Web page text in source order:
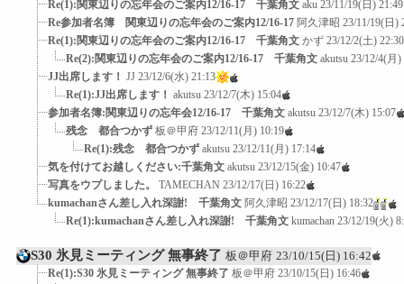
Re(1):関東辺りの忘年会のご案内12/16-17 千葉角文 aku 23/11/19(日) 21:49
Re参加者名簿 関東辺りの忘年会のご案内12/16-17 阿久津昭 23/11/19(日)
Re(1):関東辺りの忘年会のご案内12/16-17 千葉角文 かず 23/12/2(土) 22:30
Re(2):関東辺りの忘年会のご案内12/16-17 千葉角文 akutsu 23/12/4(月)
JJ出席します！ JJ 23/12/6(水) 21:13
Re(1):JJ出席します！ akutsu 23/12/7(木) 15:04
参加者名簿:関東辺りの忘年会12/16-17 千葉角文 akutsu 23/12/7(木) 15:07
残念 都合つかず 板＠甲府 23/12/11(月) 10:19
Re(1):残念 都合つかず akutsu 23/12/11(月) 17:14
気を付けてお越しください:千葉角文 akutsu 23/12/15(金) 10:47
写真をウプしました。
TAMECHAN 23/12/17(日) 16:22
kumachanさん差し入れ深謝! 千葉角文 阿久津昭 23/12/17(日) 18:32
Re(1):kumachanさん差し入れ深謝! 千葉角文 kumachan 23/12/19(火)
S30 氷見ミーティング 無事終了 板＠甲府 23/10/15(日) 16:42
Re(1):S30 氷見ミーティング 無事終了 板＠甲府 23/10/15(日) 16:46